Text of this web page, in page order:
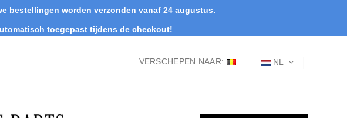
bestellingen worden verzonden vanaf 24 augustus.
toegepast tijdens de checkout!
NL
VERSCHEPEN NAAR: